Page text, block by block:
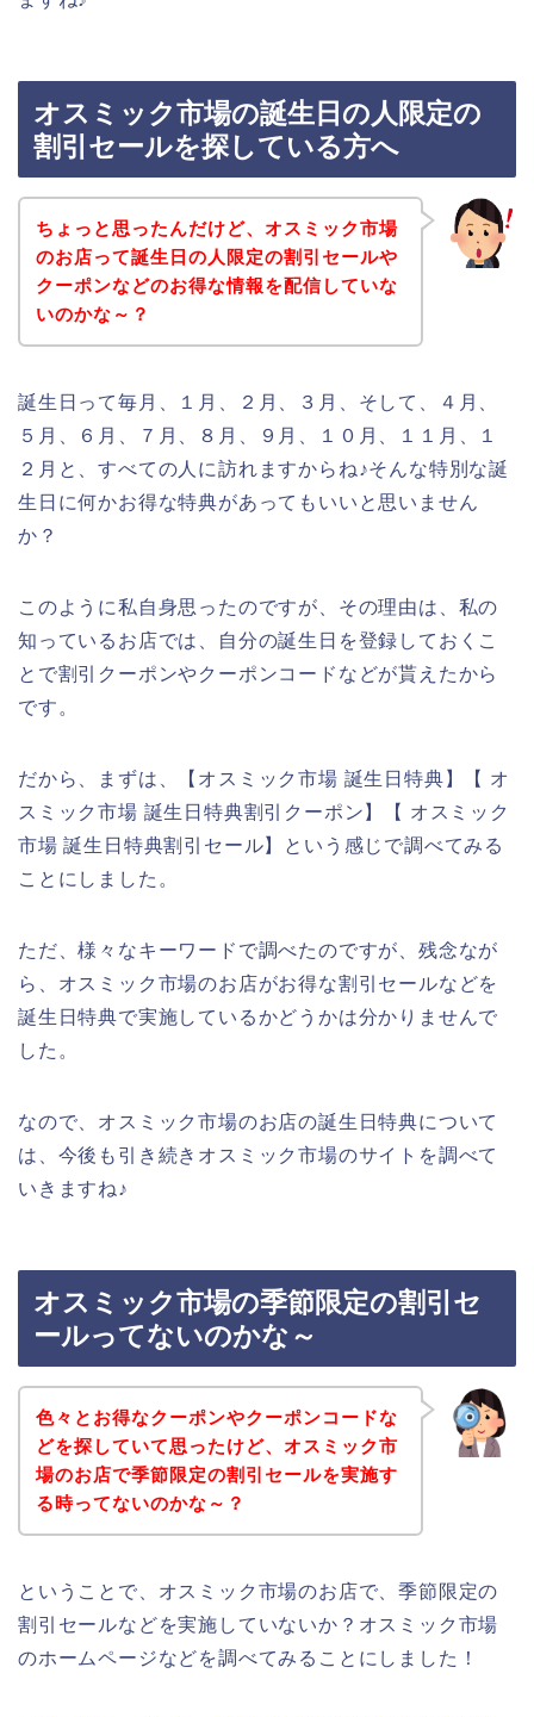
オスミック市場の誕生日の人限定の
割引セールを探している方へ
ちょっと思ったんだけど、オスミック市場
のお店って誕生日の人限定の割引セールや
クーポンなどのお得な情報を配信していな
いのかな～？
誕生日って毎月、１月、２月、３月、そして、４月、
５月、６月、７月、８月、９月、１０月、１１月、１
２月と、すべての人に訪れますからね♪そんな特別な誕
生日に何かお得な特典があってもいいと思いません
か？
このように私自身思ったのですが、その理由は、私の
知っているお店では、自分の誕生日を登録しておくこ
とで割引クーポンやクーポンコードなどが貰えたから
です。
だから、まずは、【オスミック市場 誕生日特典】【 オ
スミック市場 誕生日特典割引クーポン】【 オスミック
市場 誕生日特典割引セール】という感じで調べてみる
ことにしました。
ただ、様々なキーワードで調べたのですが、残念なが
ら、オスミック市場のお店がお得な割引セールなどを
誕生日特典で実施しているかどうかは分かりませんで
した。
なので、オスミック市場のお店の誕生日特典について
は、今後も引き続きオスミック市場のサイトを調べて
いきますね♪
オスミック市場の季節限定の割引セ
ールってないのかな～
色々とお得なクーポンやクーポンコードな
どを探していて思ったけど、オスミック市
場のお店で季節限定の割引セールを実施す
る時ってないのかな～？
ということで、オスミック市場のお店で、季節限定の
割引セールなどを実施していないか？オスミック市場
のホームページなどを調べてみることにしました！